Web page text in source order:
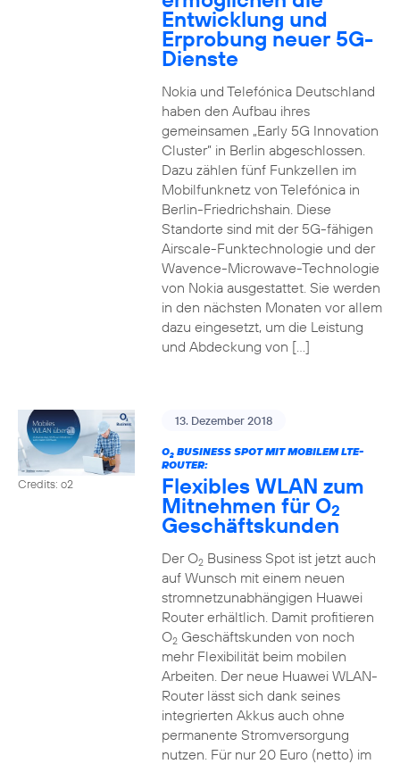
Entwicklung und
Erprobung neuer 5G-
Dienste
Nokia und Telefónica Deutschland
haben den Aufbau ihres
gemeinsamen „Early 5G Innovation
Cluster” in Berlin abgeschlossen.
Dazu zählen fünf Funkzellen im
Mobilfunknetz von Telefónica in
Berlin-Friedrichshain. Diese
Standorte sind mit der 5G-fähigen
Airscale-Funktechnologie und der
Wavence-Microwave-Technologie
von Nokia ausgestattet. Sie werden
in den nächsten Monaten vor allem
dazu eingesetzt, um die Leistung
und Abdeckung von […]
Credits: o2
13. Dezember 2018
O2BUSINESS SPOT MIT MOBILEM LTE-
ROUTER:
Flexibles WLAN zum
Mitnehmen für O2
Geschäftskunden
Der O2Business Spot ist jetzt auch
auf Wunsch mit einem neuen
stromnetzunabhängigen Huawei
Router erhältlich. Damit profitieren
O2Geschäftskunden von noch
mehr Flexibilität beim mobilen
Arbeiten. Der neue Huawei WLAN-
Router lässt sich dank seines
integrierten Akkus auch ohne
permanente Stromversorgung
nutzen. Für nur 20 Euro (netto) im